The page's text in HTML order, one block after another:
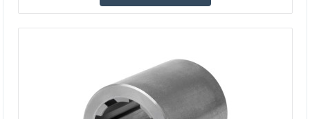
Stovimas dalijamas guolio korpusas